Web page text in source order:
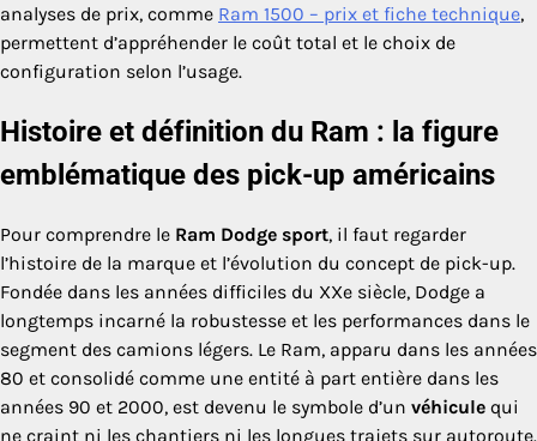
analyses de prix, comme Ram 1500 – prix et fiche technique,
permettent d’appréhender le coût total et le choix de
configuration selon l’usage.
Histoire et définition du Ram : la figure
emblématique des pick-up américains
Pour comprendre le Ram Dodge sport, il faut regarder
l’histoire de la marque et l’évolution du concept de pick-up.
Fondée dans les années difficiles du XXe siècle, Dodge a
longtemps incarné la robustesse et les performances dans le
segment des camions légers. Le Ram, apparu dans les années
80 et consolidé comme une entité à part entière dans les
années 90 et 2000, est devenu le symbole d’un véhicule qui
ne craint ni les chantiers ni les longues trajets sur autoroute.